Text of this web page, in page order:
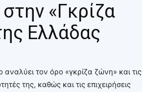
«Γκρίζα
Ελλάδας
αναλύει τον όρο «γκρίζα ζώνη» και τις
της, καθώς και τις επιχειρήσεις